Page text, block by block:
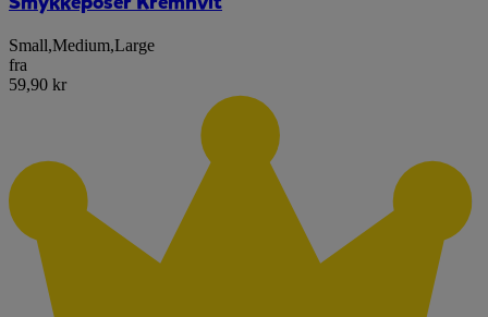
Small,Medium,Large
fra
59,90 kr